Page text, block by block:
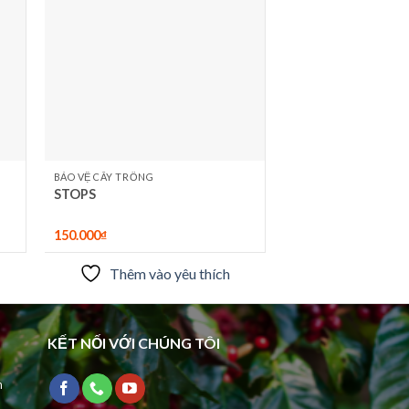
BẢO VỆ CÂY TRỒNG
STOPS
150.000₫
Thêm vào yêu thích
KẾT NỐI VỚI CHÚNG TÔI